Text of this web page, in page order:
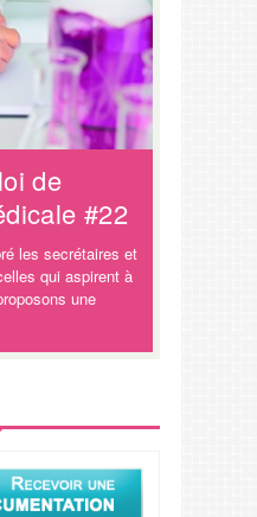
de
#22
les secrétaires et
qui aspirent à
une